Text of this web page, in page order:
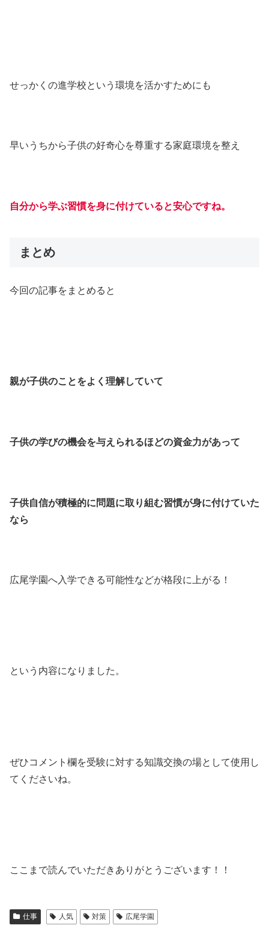
せっかくの進学校という環境を活かすためにも
早いうちから子供の好奇心を尊重する家庭環境を整え
自分から学ぶ習慣を身に付けていると安心ですね。
まとめ
今回の記事をまとめると
親が子供のことをよく理解していて
子供の学びの機会を与えられるほどの資金力があって
子供自信が積極的に問題に取り組む習慣が身に付けていた
なら
広尾学園へ入学できる可能性などが格段に上がる！
という内容になりました。
ぜひコメント欄を受験に対する知識交換の場として使用し
てくださいね。
ここまで読んでいただきありがとうございます！！
仕事 人気 対策 広尾学園